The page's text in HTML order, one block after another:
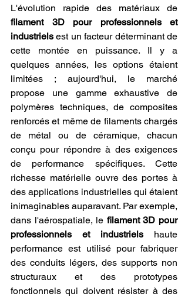
filament 3D pour professionnels et
industriels est un facteur déterminant de
cette montée en puissance. Il y a
quelques années, les options étaient
limitées ; aujourd'hui, le marché
propose une gamme exhaustive de
polymères techniques, de composites
renforcés et même de filaments chargés
de métal ou de céramique, chacun
conçu pour répondre à des exigences
de performance spécifiques. Cette
richesse matérielle ouvre des portes à
des applications industrielles qui étaient
inimaginables auparavant. Par exemple,
dans l'aérospatiale, le filament 3D pour
professionnels et industriels haute
performance est utilisé pour fabriquer
des conduits légers, des supports non
structuraux et des prototypes
fonctionnels qui doivent résister à des